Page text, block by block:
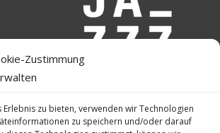
Zustimmung
zu bieten, verwenden wir Technologien
zu speichern und/oder darauf